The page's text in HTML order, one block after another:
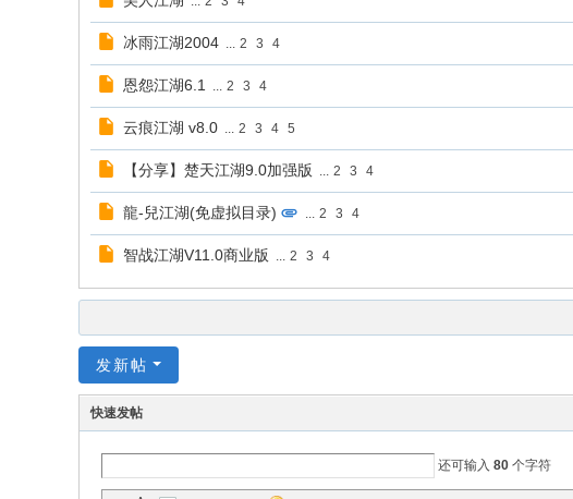
冰雨江湖2004 ... 2 3 4
恩怨江湖6.1 ... 2 3 4
云痕江湖 v8.0 ... 2 3 4 5
【分享】楚天江湖9.0加强版 ... 2 3 4
龍-兒江湖(免虚拟目录) ... 2 3 4
智战江湖V11.0商业版 ... 2 3 4
发新帖
快速发帖
还可输入 80 个字符